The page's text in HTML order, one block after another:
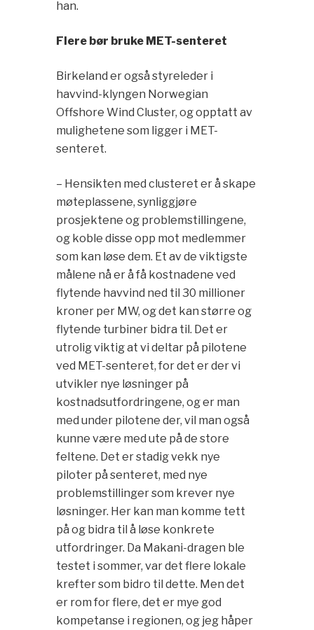
han.
Flere bør bruke MET-senteret
Birkeland er også styreleder i
havvind-klyngen Norwegian
Offshore Wind Cluster, og opptatt av
mulighetene som ligger i MET-
senteret.
– Hensikten med clusteret er å skape
møteplassene, synliggjøre
prosjektene og problemstillingene,
og koble disse opp mot medlemmer
som kan løse dem. Et av de viktigste
målene nå er å få kostnadene ved
flytende havvind ned til 30 millioner
kroner per MW, og det kan større og
flytende turbiner bidra til. Det er
utrolig viktig at vi deltar på pilotene
ved MET-senteret, for det er der vi
utvikler nye løsninger på
kostnadsutfordringene, og er man
med under pilotene der, vil man også
kunne være med ute på de store
feltene. Det er stadig vekk nye
piloter på senteret, med nye
problemstillinger som krever nye
løsninger. Her kan man komme tett
på og bidra til å løse konkrete
utfordringer. Da Makani-dragen ble
testet i sommer, var det flere lokale
krefter som bidro til dette. Men det
er rom for flere, det er mye god
kompetanse i regionen, og jeg håper